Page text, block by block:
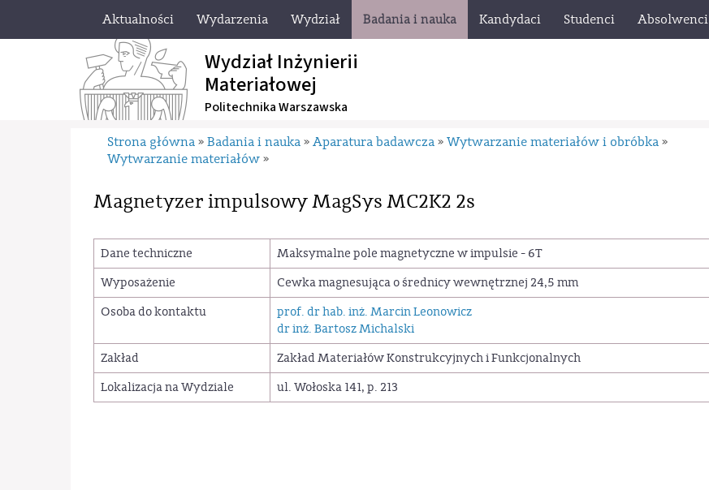
Aktualności Wydarzenia Wydział Badania i nauka Kandydaci Studenci Absolwenci
Wydział Inżynierii
Materiałowej
Politechnika Warszawska
Strona główna » Badania i nauka » Aparatura badawcza » Wytwarzanie materiałów i obróbka »
Wytwarzanie materiałów »
Magnetyzer impulsowy MagSys MC2K2 2s
Dane techniczne
Maksymalne pole magnetyczne w impulsie - 6T
Wyposażenie
Cewka magnesująca o średnicy wewnętrznej 24,5 mm
Osoba do kontaktu
prof. dr hab. inż. Marcin Leonowicz
dr inż. Bartosz Michalski
Zakład
Zakład Materiałów Konstrukcyjnych i Funkcjonalnych
Lokalizacja na Wydziale
ul. Wołoska 141, p. 213